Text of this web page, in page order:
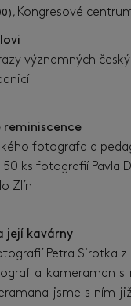
Kongresové
významných
reminiscence
fotografa a
ks fotografií Pavla
Zlín
a její kavárny
Petra Sirotka
a kameraman
jsme s ním